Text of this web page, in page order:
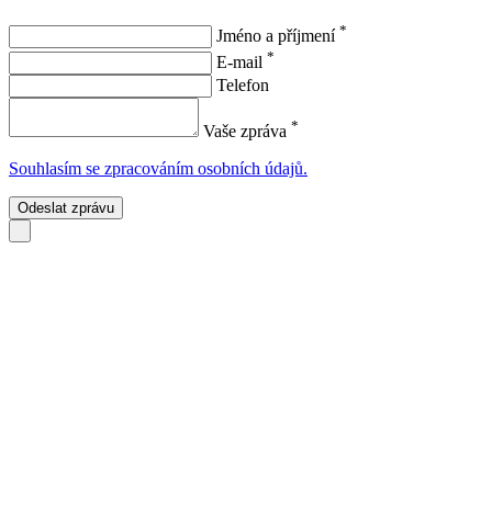
Jméno a příjmení *
E-mail *
Telefon
Vaše zpráva *
Souhlasím se zpracováním osobních údajů.